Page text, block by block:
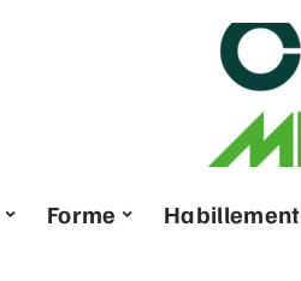
Forme Habillement